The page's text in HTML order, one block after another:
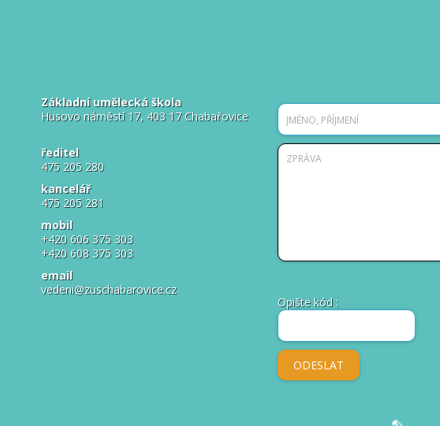
Základní umělecká škola
Husovo náměstí 17, 403 17 Chabařovice
ředitel
475 205 280
kancelář
475 205 281
mobil
+420 606 375 303
+420 608 375 303
email
vedeni@zuschabarovice.cz
Opište kód :